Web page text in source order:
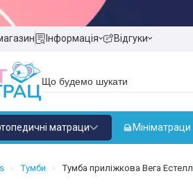
Інформація Відгуки
матраци Мініматраци
Тумби Тумба приліжкова Вега